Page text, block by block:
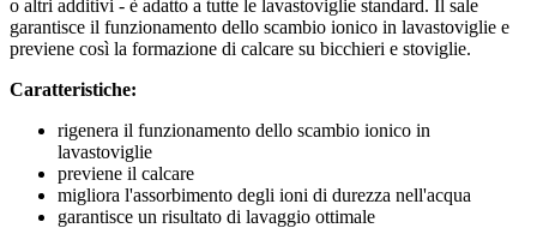
o altri additivi - è adatto a tutte le lavastoviglie standard. Il sale
garantisce il funzionamento dello scambio ionico in lavastoviglie e
previene così la formazione di calcare su bicchieri e stoviglie.
Caratteristiche:
rigenera il funzionamento dello scambio ionico in
lavastoviglie
previene il calcare
migliora l'assorbimento degli ioni di durezza nell'acqua
garantisce un risultato di lavaggio ottimale